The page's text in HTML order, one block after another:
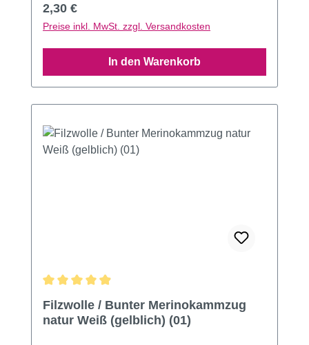
Regulärer Preis:
2,30 €
Preise inkl. MwSt. zzgl. Versandkosten
In den Warenkorb
Filzwolle / Bunter Merinokammzug
natur Weiß (gelblich) (01)